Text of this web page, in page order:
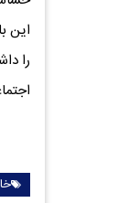
این
را